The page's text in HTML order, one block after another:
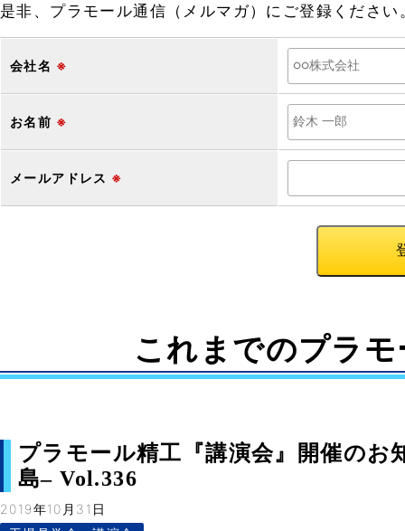
是非、プラモール通信（メルマガ）にご登録ください
会社名 ※
お名前 ※
メールアドレス ※
これまでのプラ
プラモール精工『講演会』開催のお
島– Vol.336
2019年10月31日